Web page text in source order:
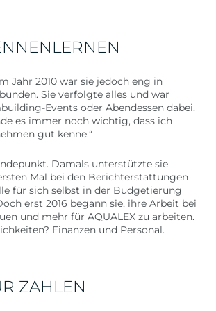
Jahr 2010 war sie jedoch eng in
Sie verfolgte alles und war
Events oder Abendessen dabei.
es immer noch wichtig, dass ich
gut kenne.“
Damals unterstützte sie
Mal bei den Berichterstattungen
für sich selbst in der Budgetierung
erst 2016 begann sie, ihre Arbeit bei
und mehr für AQUALEX zu arbeiten.
Finanzen und Personal.
ZAHLEN